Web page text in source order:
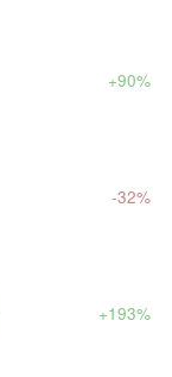
+90%
-32%
+193%